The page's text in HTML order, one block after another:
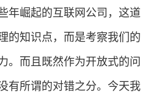
年崛起的互联网公司，这道
的知识点，而是考察我们的
。而且既然作为开放式的问
有所谓的对错之分。今天我